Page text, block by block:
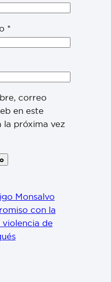
*
correo
en este
la próxima vez
Monsalvo
con la
de